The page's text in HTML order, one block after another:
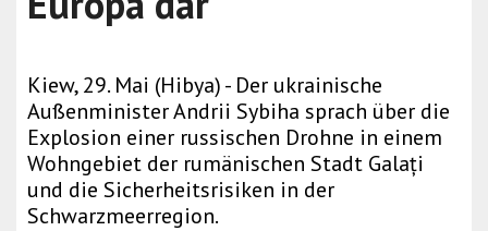
Kiew, 29. Mai (Hibya) - Der ukrainische
Außenminister Andrii Sybiha sprach über die
Explosion einer russischen Drohne in einem
Wohngebiet der rumänischen Stadt Galați
und die Sicherheitsrisiken in der
Schwarzmeerregion.